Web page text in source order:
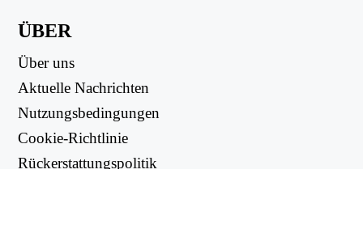
ÜBER
Über uns
Aktuelle Nachrichten
Nutzungsbedingungen
Cookie-Richtlinie
Rückerstattungspolitik